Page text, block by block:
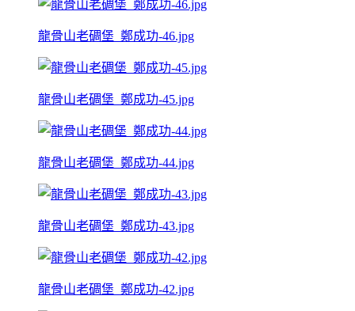
龍骨山老碉堡_鄭成功-46.jpg
龍骨山老碉堡_鄭成功-45.jpg
龍骨山老碉堡_鄭成功-44.jpg
龍骨山老碉堡_鄭成功-43.jpg
龍骨山老碉堡_鄭成功-42.jpg